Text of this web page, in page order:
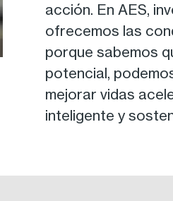
acción. En AES,
ofrecemos las
porque sabemos
potencial,
mejorar vidas
inteligente y